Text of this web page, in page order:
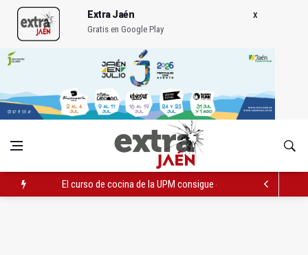
Extra Jaén
Gratis en Google Play
El curso de cocina de la UPM consigue casi un 90% de